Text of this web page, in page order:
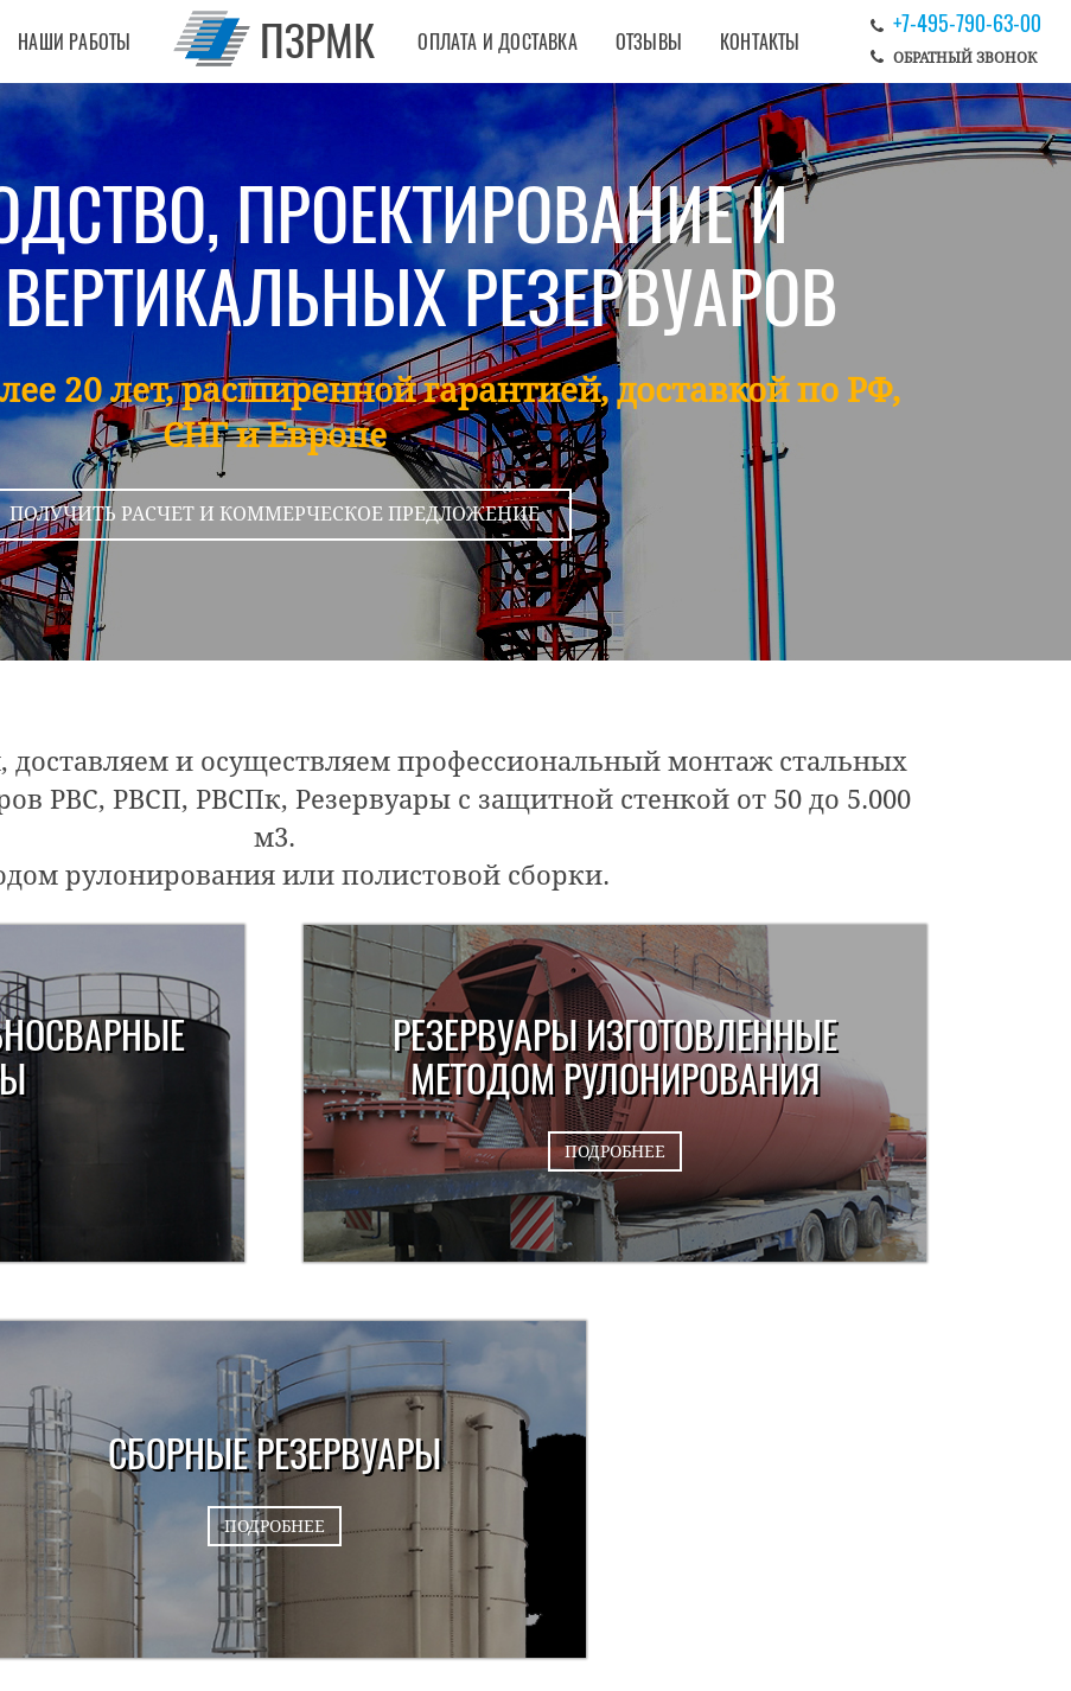
ПЗРМК
НАШИ РАБОТЫ ОПЛАТА И ДОСТАВКА ОТЗЫВЫ КОНТАКТЫ
+7-495-790-63-00
ОБРАТНЫЙ ЗВОНОК
ПРОЕКТИРОВАНИЕ И
РЕЗЕРВУАРОВ
20 лет, расширенной гарантией, доставкой по РФ,
СНГ и Европе
ПОЛУЧИТЬ РАСЧЕТ И КОММЕРЧЕСКОЕ ПРЕДЛОЖЕНИЕ
и осуществляем профессиональный монтаж стальных
РВС, РВСП, РВСПк, Резервуары с защитной стенкой от 50 до 5.000
м3.
рулонирования или полистовой сборки.
РЕЗЕРВУАРЫ ИЗГОТОВЛЕННЫЕ
МЕТОДОМ РУЛОНИРОВАНИЯ
ПОДРОБНЕЕ
СБОРНЫЕ РЕЗЕРВУАРЫ
ПОДРОБНЕЕ